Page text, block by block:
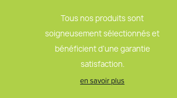
Tous nos produits sont
soigneusement sélectionnés et
bénéficient d’une garantie
satisfaction.
en savoir plus